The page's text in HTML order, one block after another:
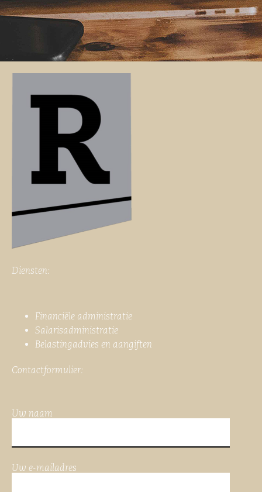
Diensten:
Financiële administratie
Salarisadministratie
Belastingadvies en aangiften
Contactformulier:
Uw naam
Uw e-mailadres